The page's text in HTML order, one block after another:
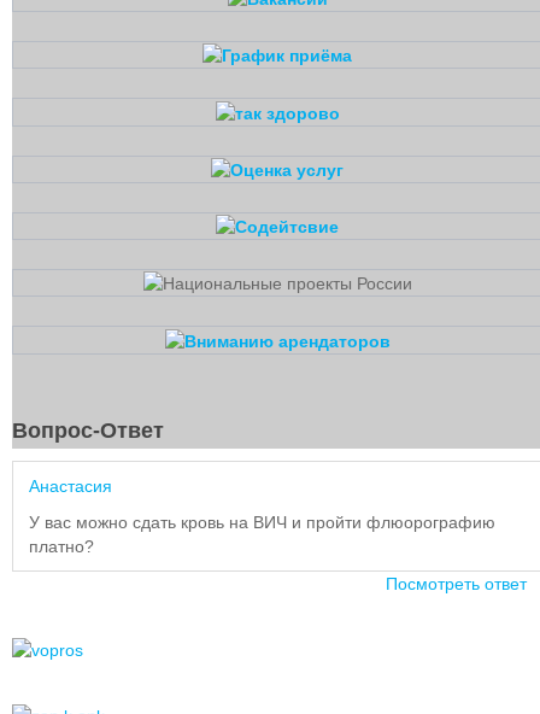
Вопрос-Ответ
Анастасия
У вас можно сдать кровь на ВИЧ и пройти флюорографию
платно?
Посмотреть ответ